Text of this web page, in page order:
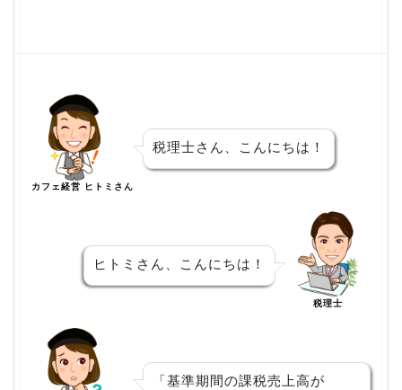
カフェ経営 ヒトミさん
税理士さん、こんにちは！
ヒトミさん、こんにちは！
税理士
「基準期間の課税売上高が